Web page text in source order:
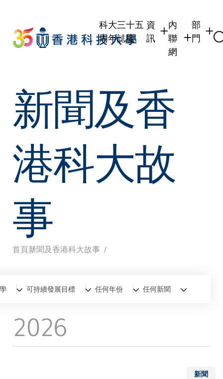
main
content
科大三十五
周年誌慶
資
訊
校友
傳媒
公眾
內
聯
網
校友內聯網
部
門
新聞及香
港科大故
事
導
航
連
結
首頁新聞及香港科大故事
全部新聞香港科大故事
可持續發展目標 任何年份 任何新聞
2026
新聞